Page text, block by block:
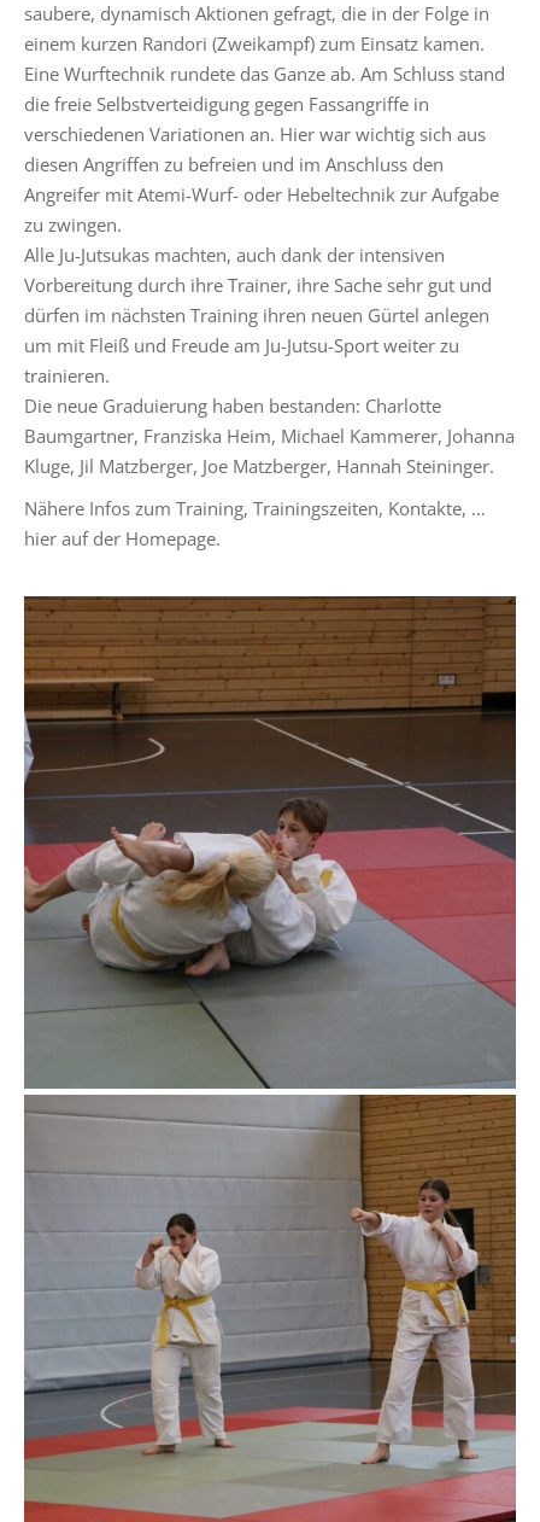
saubere, dynamisch Aktionen gefragt, die in der Folge in
einem kurzen Randori (Zweikampf) zum Einsatz kamen.
Eine Wurftechnik rundete das Ganze ab. Am Schluss stand
die freie Selbstverteidigung gegen Fassangriffe in
verschiedenen Variationen an. Hier war wichtig sich aus
diesen Angriffen zu befreien und im Anschluss den
Angreifer mit Atemi-Wurf- oder Hebeltechnik zur Aufgabe
zu zwingen.
Alle Ju-Jutsukas machten, auch dank der intensiven
Vorbereitung durch ihre Trainer, ihre Sache sehr gut und
dürfen im nächsten Training ihren neuen Gürtel anlegen
um mit Fleiß und Freude am Ju-Jutsu-Sport weiter zu
trainieren.
Die neue Graduierung haben bestanden: Charlotte
Baumgartner, Franziska Heim, Michael Kammerer, Johanna
Kluge, Jil Matzberger, Joe Matzberger, Hannah Steininger.
Nähere Infos zum Training, Trainingszeiten, Kontakte, …
hier auf der Homepage.